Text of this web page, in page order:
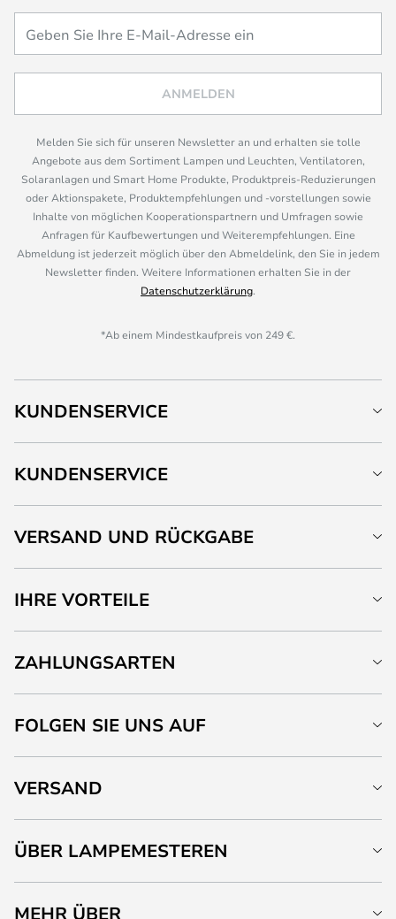
ANMELDEN
Melden Sie sich für unseren Newsletter an und erhalten sie tolle
Angebote aus dem Sortiment Lampen und Leuchten, Ventilatoren,
Solaranlagen und Smart Home Produkte, Produktpreis-Reduzierungen
oder Aktionspakete, Produktempfehlungen und -vorstellungen sowie
Inhalte von möglichen Kooperationspartnern und Umfragen sowie
Anfragen für Kaufbewertungen und Weiterempfehlungen. Eine
Abmeldung ist jederzeit möglich über den Abmeldelink, den Sie in jedem
Newsletter finden. Weitere Informationen erhalten Sie in der
Datenschutzerklärung.
*Ab einem Mindestkaufpreis von 249 €.
KUNDENSERVICE
KUNDENSERVICE
VERSAND UND RÜCKGABE
IHRE VORTEILE
ZAHLUNGSARTEN
FOLGEN SIE UNS AUF
VERSAND
ÜBER LAMPEMESTEREN
MEHR ÜBER